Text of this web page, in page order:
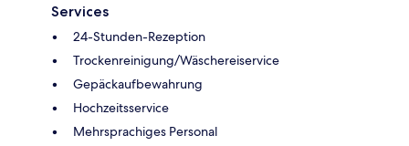
Services
24-Stunden-Rezeption
Trockenreinigung/Wäschereiservice
Gepäckaufbewahrung
Hochzeitsservice
Mehrsprachiges Personal